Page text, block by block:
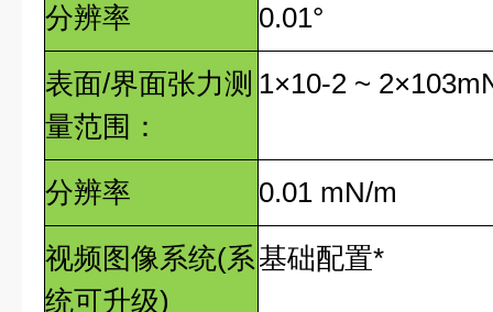
分辨率
0.01°
表面/界面张力测
量范围：
1×10-2 ~ 2×103
分辨率
0.01 mN/m
视频图像系统(系
统可升级)
基础配置*